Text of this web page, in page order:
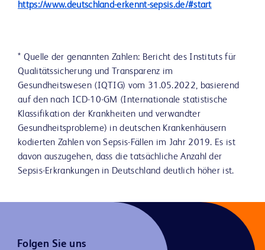
https://www.deutschland-erkennt-sepsis.de/#start
* Quelle der genannten Zahlen: Bericht des Instituts für
Qualitätssicherung und Transparenz im
Gesundheitswesen (IQTIG) vom 31.05.2022, basierend
auf den nach ICD-10-GM (Internationale statistische
Klassifikation der Krankheiten und verwandter
Gesundheitsprobleme) in deutschen Krankenhäusern
kodierten Zahlen von Sepsis-Fällen im Jahr 2019. Es ist
davon auszugehen, dass die tatsächliche Anzahl der
Sepsis-Erkrankungen in Deutschland deutlich höher ist.
Folgen Sie uns